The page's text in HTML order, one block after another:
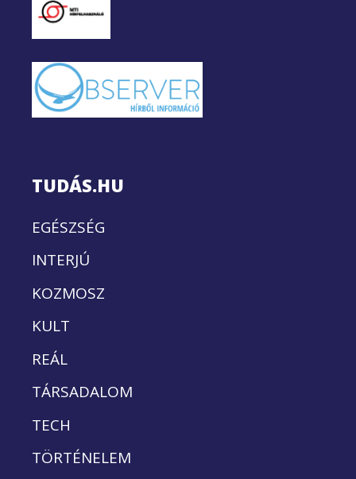
TUDÁS.HU
EGÉSZSÉG
INTERJÚ
KOZMOSZ
KULT
REÁL
TÁRSADALOM
TECH
TÖRTÉNELEM